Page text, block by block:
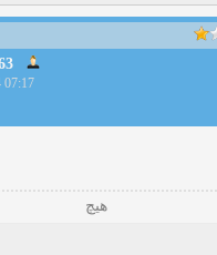
07:17
هیچ